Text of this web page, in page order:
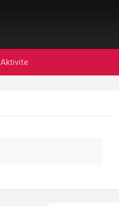
Aktivite